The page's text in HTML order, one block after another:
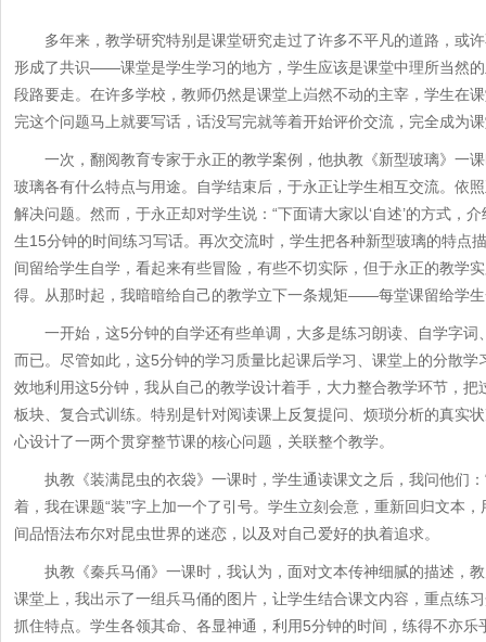
多年来，教学研究特别是课堂研究走过了许多不平凡的道路，或许
形成了共识——课堂是学生学习的地方，学生应该是课堂中理所当然
段路要走。在许多学校，教师仍然是课堂上岿然不动的主宰，学生在
完这个问题马上就要写话，话没写完就等着开始评价交流，完全成为
一次，翻阅教育专家于永正的教学案例，他执教《新型玻璃》一
玻璃各有什么特点与用途。自学结束后，于永正让学生相互交流。依
解决问题。然而，于永正却对学生说：“下面请大家以‘自述’的方式，
生15分钟的时间练习写话。再次交流时，学生把各种新型玻璃的特点
间留给学生自学，看起来有些冒险，有些不切实际，但于永正的教学
得。从那时起，我暗暗给自己的教学立下一条规矩——每堂课留给学
一开始，这5分钟的自学还有些单调，大多是练习朗读、自学字词
而已。尽管如此，这5分钟的学习质量比起课后学习、课堂上的分散
效地利用这5分钟，我从自己的教学设计着手，大力整合教学环节，
板块、复合式训练。特别是针对阅读课上反复提问、烦琐分析的真实
心设计了一两个贯穿整节课的核心问题，关联整个教学。
执教《装满昆虫的衣袋》一课时，学生通读课文之后，我问他们：
着，我在课题“装”字上加一个了引号。学生立刻会意，重新回归文本
间品悟法布尔对昆虫世界的迷恋，以及对自己爱好的执着追求。
执教《秦兵马俑》一课时，我认为，面对文本传神细腻的描述，教
课堂上，我出示了一组兵马俑的图片，让学生结合课文内容，重点练
抓住特点。学生各领其命、各显神通，利用5分钟的时间，练得不亦